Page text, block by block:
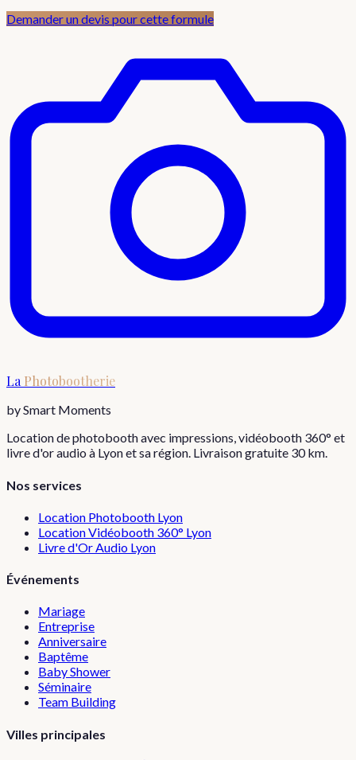
Demander un devis pour cette formule
LaPhotobootherie
by Smart Moments
Location de photobooth avec impressions, vidéobooth 360° et
livre d'or audio à Lyon et sa région. Livraison gratuite 30 km.
Nos services
Location Photobooth Lyon
Location Vidéobooth 360° Lyon
Livre d'Or Audio Lyon
Événements
Mariage
Entreprise
Anniversaire
Baptême
Baby Shower
Séminaire
Team Building
Villes principales